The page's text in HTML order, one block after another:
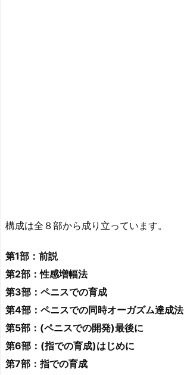
構成は全８部から成り立っています。
第1部：前説
第2部：性感増幅法
第3部：ペニスでの育成
第4部：ペニスでの同時オーガズム達成法
第5部：(ペニスでの開発)最後に
第6部：(指での育成)はじめに
第7部：指での育成